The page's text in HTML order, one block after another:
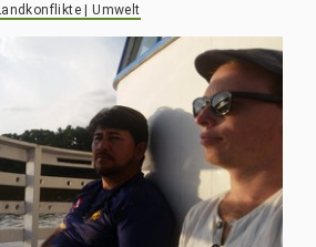
| Umwelt